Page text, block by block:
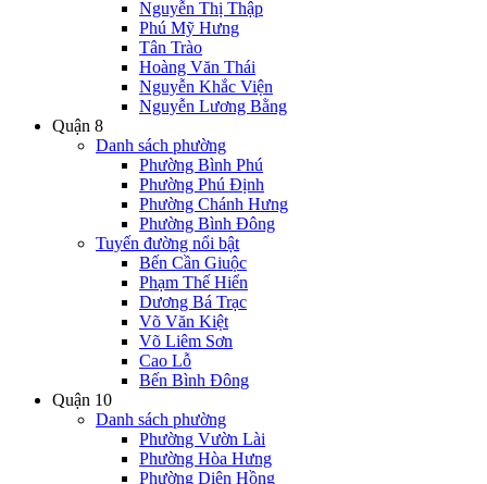
Nguyễn Thị Thập
Phú Mỹ Hưng
Tân Trào
Hoàng Văn Thái
Nguyễn Khắc Viện
Nguyễn Lương Bằng
Quận 8
Danh sách phường
Phường Bình Phú
Phường Phú Định
Phường Chánh Hưng
Phường Bình Đông
Tuyến đường nổi bật
Bến Cần Giuộc
Phạm Thế Hiển
Dương Bá Trạc
Võ Văn Kiệt
Võ Liêm Sơn
Cao Lỗ
Bến Bình Đông
Quận 10
Danh sách phường
Phường Vườn Lài
Phường Hòa Hưng
Phường Diên Hồng